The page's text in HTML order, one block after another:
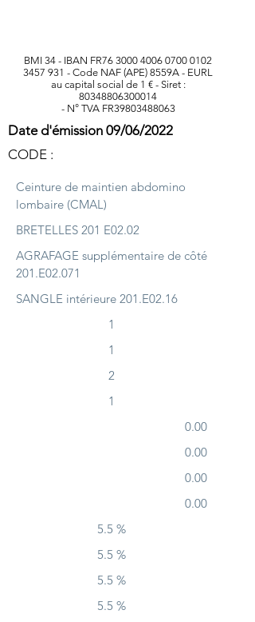
BMI 34 - IBAN FR76 3000 4006 0700 0102
3457 931 - Code NAF (APE) 8559A - EURL
au capital social de 1 € - Siret :
80348806300014
- N° TVA FR39803488063
Date d'émission 09/06/2022
CODE :
Ceinture de maintien abdomino
lombaire (CMAL)
BRETELLES 201 E02.02
AGRAFAGE supplémentaire de côté
201.E02.071
SANGLE intérieure 201.E02.16
1
1
2
1
0.00
0.00
0.00
0.00
5.5 %
5.5 %
5.5 %
5.5 %